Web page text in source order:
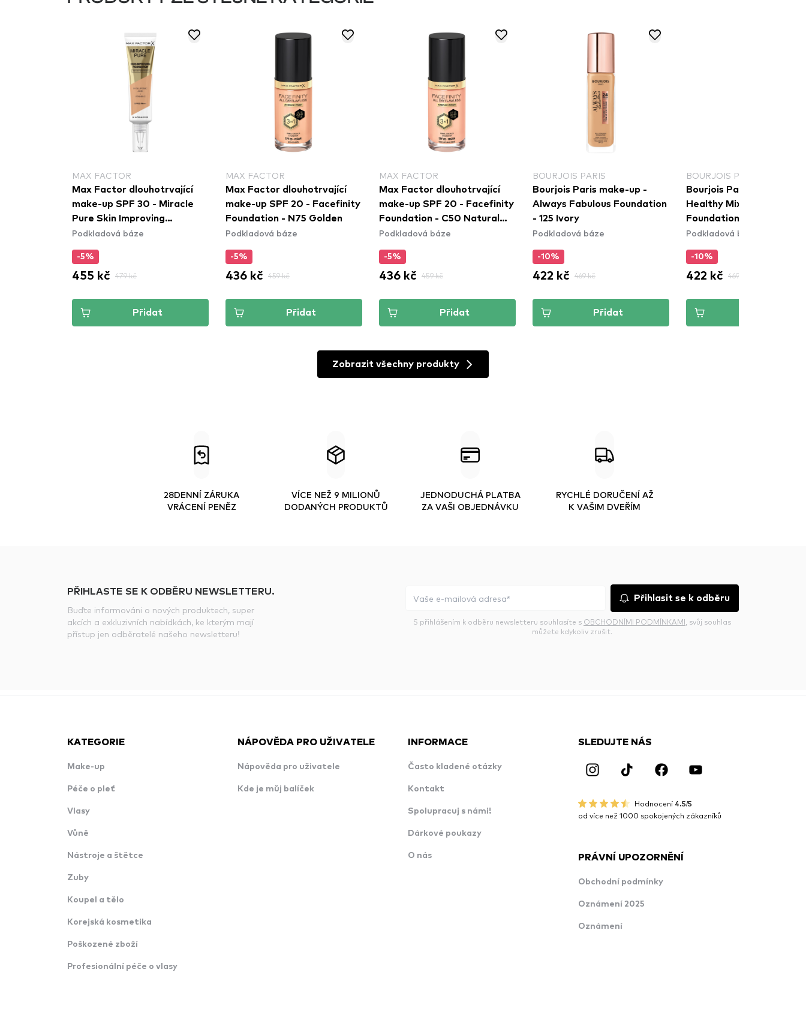
MAX FACTOR
Max Factor dlouhotrvající
make-up SPF 30 - Miracle
Pure Skin Improving
Foundation - 50 Natural
Podkladová báze
-5%
455 kč 479 kč
Přidat
MAX FACTOR
Max Factor dlouhotrvající
make-up SPF 20 - Facefinity
Foundation - N75 Golden
Podkladová báze
-5%
436 kč 459 kč
Přidat
MAX FACTOR
Max Factor dlouhotrvající
make-up SPF 20 - Facefinity
Foundation - C50 Natural
Rose
Podkladová báze
-5%
436 kč 459 kč
Přidat
BOURJOIS PARIS
Bourjois Paris make-up -
Always Fabulous Foundation
- 125 Ivory
Podkladová báze
-10%
422 kč 469 kč
Přidat
BOURJOIS PARIS
Bourjois Paris make-up -
Healthy Mix Clean
Foundation - 50.5N Light
Ivory
Podkladová báze
-10%
422 kč 469 kč
Zobrazit všechny produkty
28DENNÍ ZÁRUKA
VRÁCENÍ PENĚZ
VÍCE NEŽ 9 MILIONŮ
DODANÝCH PRODUKTŮ
JEDNODUCHÁ PLATBA
ZA VAŠI OBJEDNÁVKU
RYCHLÉ DORUČENÍ AŽ
K VAŠIM DVEŘÍM
PŘIHLASTE SE K ODBĚRU NEWSLETTERU.
Buďte informováni o nových produktech, super
akcích a exkluzivních nabídkách, ke kterým mají
přístup jen odběratelé našeho newsletteru!
Přihlasit se k odběru
S přihlášením k odběru newsletteru souhlasíte s OBCHODNÍMI PODMÍNKAMI , svůj souhlas
můžete kdykoliv zrušit.
KATEGORIE
Make-up
Péče o pleť
Vlasy
Vůně
Nástroje a štětce
Zuby
Koupel a tělo
Korejská kosmetika
Poškozené zboží
Profesionální péče o vlasy
NÁPOVĚDA PRO UŽIVATELE
Nápověda pro uživatele
Kde je můj balíček
INFORMACE
Často kladené otázky
Kontakt
Spolupracuj s námi!
Dárkové poukazy
O nás
SLEDUJTE NÁS
Hodnocení 4.5/5
od více než 1000 spokojených zákazníků
PRÁVNÍ UPOZORNĚNÍ
Obchodní podmínky
Oznámení 2025
Oznámení